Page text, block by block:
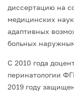
диссертацию на
медицинских
адаптивных
больных
С 2010 года
перинатологии
2019 году